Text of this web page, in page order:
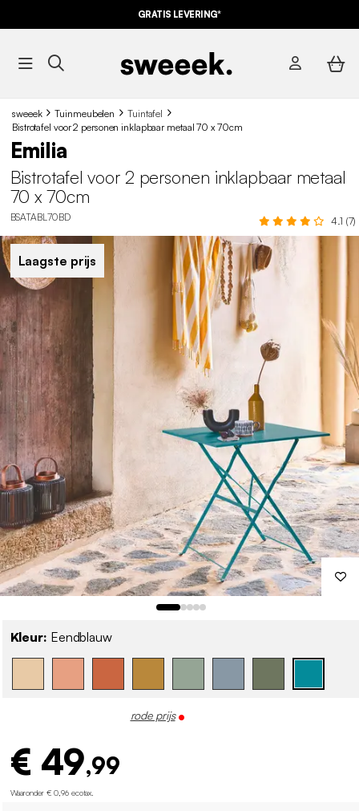
GRATIS LEVERING*
sweeek Tuinmeubelen
Tuintafel
Bistrotafel voor 2 personen inklapbaar metaal 70 x 70cm
Emilia
Bistrotafel voor 2 personen inklapbaar metaal
70 x 70cm
BSATABL70BD 4.1 (7)
Laagste prijs
Kleur: Eendblauw
rode prijs
€ 49,99
Waaronder € 0,96 ecotax